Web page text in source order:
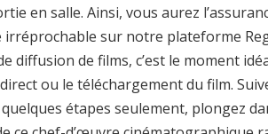
en salle. Ainsi, vous aurez
irréprochable sur notre plateforme
diffusion de films, c’est le moment
ou le téléchargement du film.
étapes seulement, plongez
Zenon:
the 21st
streaming